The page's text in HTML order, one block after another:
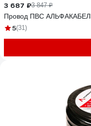
3 687 ₽3 847 ₽
Провод ПВС
5(31)